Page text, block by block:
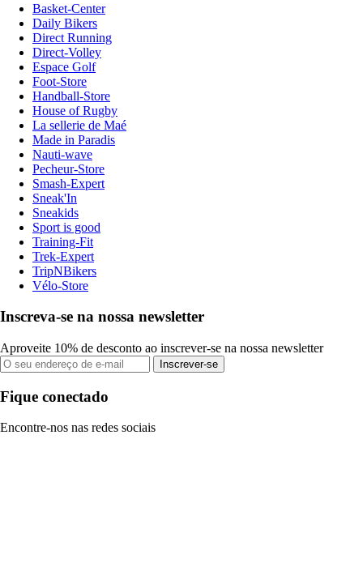
Basket-Center
Daily Bikers
Direct Running
Direct-Volley
Espace Golf
Foot-Store
Handball-Store
House of Rugby
La sellerie de Maé
Made in Paradis
Nauti-wave
Pecheur-Store
Smash-Expert
Sneak'In
Sneakids
Sport is good
Training-Fit
Trek-Expert
TripNBikers
Vélo-Store
Inscreva-se na nossa newsletter
Aproveite 10% de desconto ao inscrever-se na nossa newsletter
Inscrever-se
Fique conectado
Encontre-nos nas redes sociais